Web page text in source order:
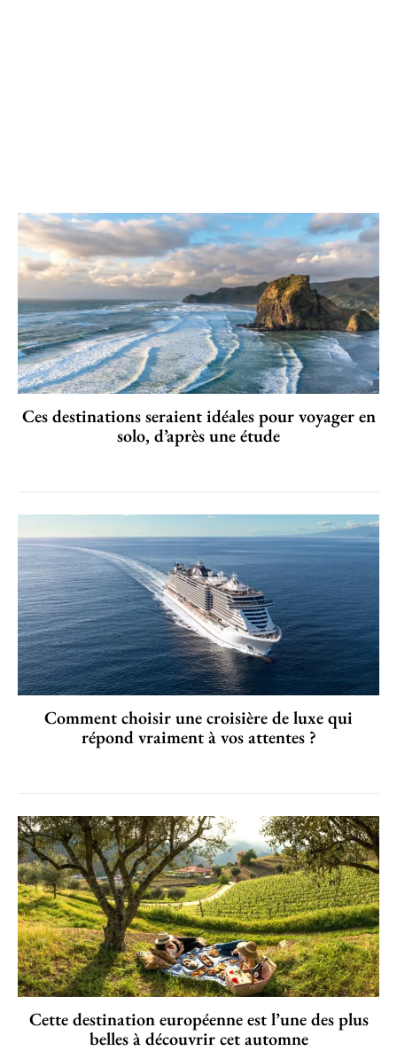
Ces destinations seraient idéales pour voyager en
solo, d’après une étude
Comment choisir une croisière de luxe qui
répond vraiment à vos attentes ?
Cette destination européenne est l’une des plus
belles à découvrir cet automne